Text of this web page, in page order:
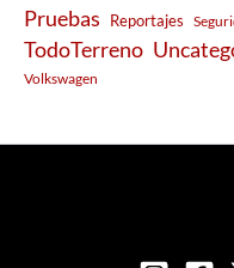
Pruebas Reportajes
TodoTerreno
Volkswagen